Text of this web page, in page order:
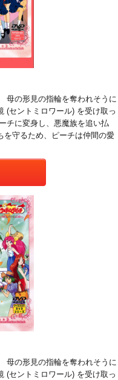
母の形見の指輪を奪われそうに
(セントミロワール) を受け取っ
チに変身し、悪魔族を追い払
を守るため、ピーチは仲間の愛
母の形見の指輪を奪われそうに
(セントミロワール) を受け取っ